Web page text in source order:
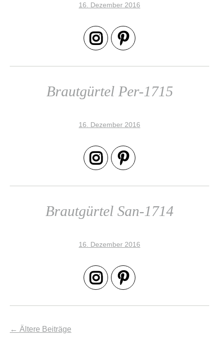
16. Dezember 2016
Brautgürtel Per-1715
16. Dezember 2016
Brautgürtel San-1714
16. Dezember 2016
← Ältere Beiträge